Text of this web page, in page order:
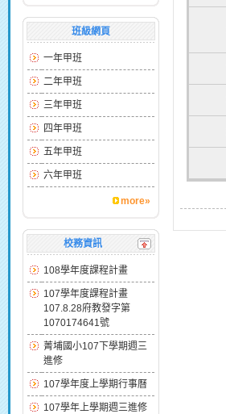
班級網頁
一年甲班
二年甲班
三年甲班
四年甲班
五年甲班
六年甲班
more»
校務資訊
108學年度課程計畫
107學年度課程計畫
107.8.28府教發字第
1070174641號
菁埔國小107下學期週三
進修
107學年度上學期行事曆
107學年上學期週三進修